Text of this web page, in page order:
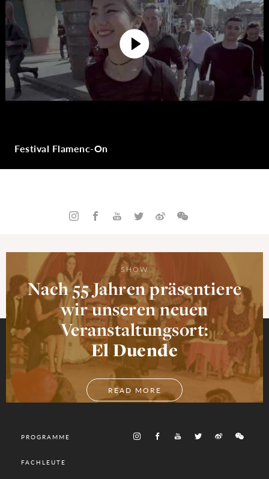
Festival Flamenc-On
SHOW
Nach 55 Jahren präsentiere
wir unseren neuen
Veranstaltungsort:
El Duende
READ MORE
PROGRAMME
FACHLEUTE